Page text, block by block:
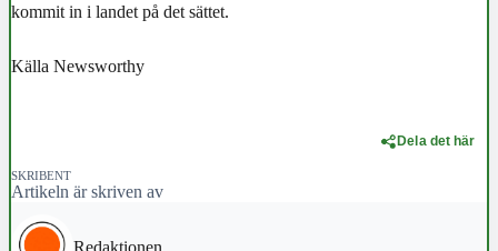
kommit in i landet på det sättet.
Källa Newsworthy
Dela det här
SKRIBENT
Artikeln är skriven av
Redaktionen